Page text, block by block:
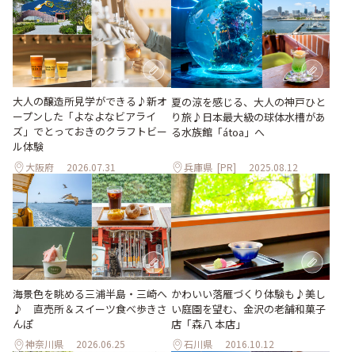
大人の醸造所見学ができる♪新オ
ープンした「よなよなビアライ
ズ」でとっておきのクラフトビー
ル体験
大阪府 2026.07.31
夏の涼を感じる、大人の神戸ひと
り旅♪日本最大級の球体水槽があ
る水族館「átoa」へ
兵庫県 [PR] 2025.08.12
海景色を眺める三浦半島・三崎へ
♪ 直売所＆スイーツ食べ歩きさ
んぽ
神奈川県 2026.06.25
かわいい落雁づくり体験も♪美し
い庭園を望む、金沢の老舗和菓子
店「森八 本店」
石川県 2016.10.12